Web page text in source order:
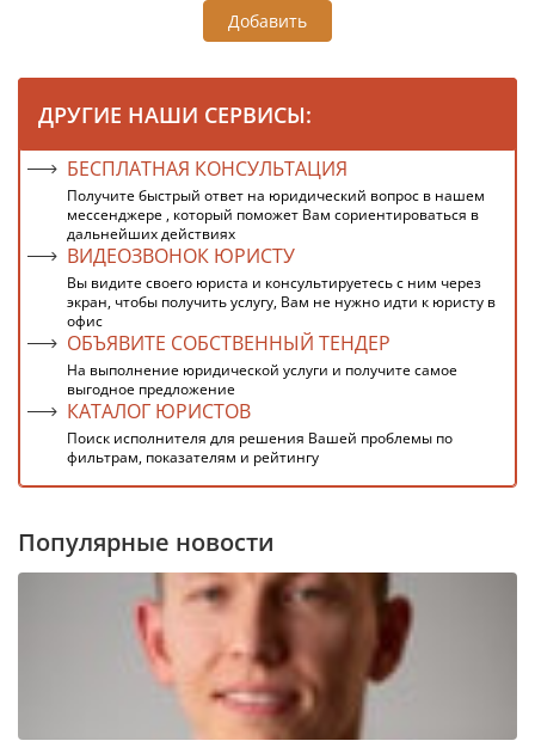
Добавить
ДРУГИЕ НАШИ СЕРВИСЫ:
БЕСПЛАТНАЯ КОНСУЛЬТАЦИЯ
Получите быстрый ответ на юридический вопрос в нашем
мессенджере , который поможет Вам сориентироваться в
дальнейших действиях
ВИДЕОЗВОНОК ЮРИСТУ
Вы видите своего юриста и консультируетесь с ним через
экран, чтобы получить услугу, Вам не нужно идти к юристу в
офис
ОБЪЯВИТЕ СОБСТВЕННЫЙ ТЕНДЕР
На выполнение юридической услуги и получите самое
выгодное предложение
КАТАЛОГ ЮРИСТОВ
Поиск исполнителя для решения Вашей проблемы по
фильтрам, показателям и рейтингу
Популярные новости